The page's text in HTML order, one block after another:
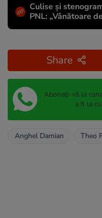
Culise și
PNL: „Vânătoare
Share
Abonați-vă la
a fi la
Anghel Damian Theo